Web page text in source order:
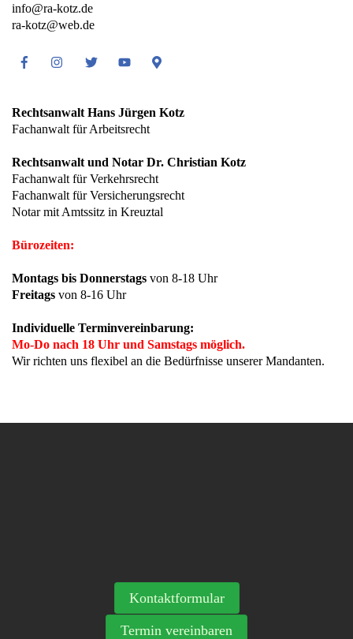
info@ra-kotz.de
ra-kotz@web.de
FacebookInstagramTwitter Youtube Google
Rechtsanwalt Hans Jürgen Kotz
Fachanwalt für Arbeitsrecht
Rechtsanwalt und Notar Dr. Christian Kotz
Fachanwalt für Verkehrsrecht
Fachanwalt für Versicherungsrecht
Notar mit Amtssitz in Kreuztal
Bürozeiten:
Montags bis Donnerstags von 8-18 Uhr
Freitags von 8-16 Uhr
Individuelle Terminvereinbarung:
Mo-Do nach 18 Uhr und Samstags möglich.
Wir richten uns flexibel an die Bedürfnisse unserer Mandanten.
Kontaktformular
Termin vereinbaren